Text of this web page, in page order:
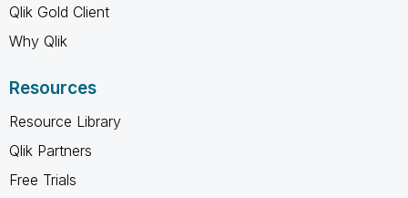
Qlik Gold Client
Why Qlik
Resources
Resource Library
Qlik Partners
Free Trials